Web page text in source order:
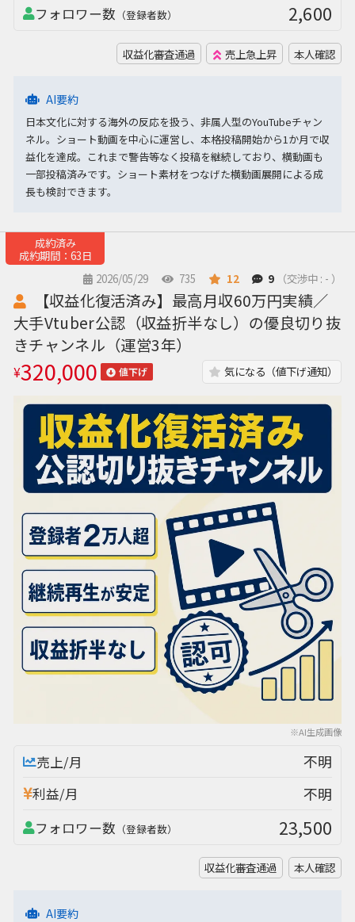
フォロワー数 （登録者数） 2,600
収益化審査通過 売上急上昇 本人確認
AI要約
日本文化に対する海外の反応を扱う、非属人型のYouTubeチャン
ネル。ショート動画を中心に運営し、本格投稿開始から1か月で収
益化を達成。これまで警告等なく投稿を継続しており、横動画も
一部投稿済みです。ショート素材をつなげた横動画展開による成
長も検討できます。
成約済み
成約期間：63日
2026/05/29
735 12 9 （交渉中 : - ）
※AI生成画像
【収益化復活済み】最高月収60万円実績／
大手Vtuber公認（収益折半なし）の優良切り抜
きチャンネル（運営3年）
¥320,000 値下げ 気になる（値下げ通知）
売上/月 不明
利益/月 不明
フォロワー数 （登録者数） 23,500
収益化審査通過 本人確認
AI要約